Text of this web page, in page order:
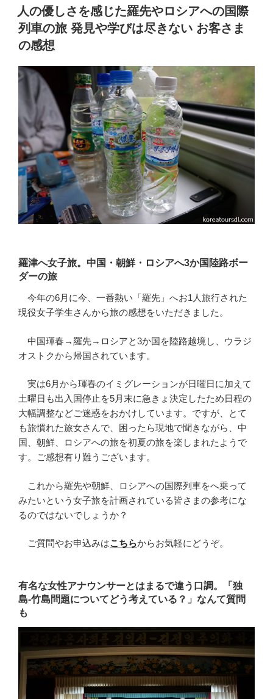
稿
日:
人の優しさを感じた羅先やロシアへの国際
列車の旅 発見や学びは尽きない お客さま
の感想
羅津へ女子旅。中国・朝鮮・ロシアへ3か国陸路ボー
ダーの旅
今年の6月に今、一番熱い「羅先」へお1人旅行された
現役女子学生さんから旅の感想をいただきました。
中国琿春→羅先→ロシアと3か国を陸路越境し、ウラジ
オストクから帰国されています。
実は6月から琿春のイミグレーションが日曜日に加えて
土曜日も出入国停止を5月末に急きょ決定したため日程の
大幅調整などご迷惑をおかけしています。ですが、とて
も旅慣れた旅女さんで、困ったら現地で聞きながら、中
国、朝鮮、ロシアへの旅を初夏の旅を楽しまれたようで
す。ご感想有り難うございます。
これから羅先や朝鮮、ロシアへの国際列車をへ乗って
みたいという女子旅を計画されている皆さまの参考にな
るのではないでしょうか？
ご質問やお申込みはこちらからお気軽にどうぞ。
有名な女性アナウンサーとはまるで違う口調。「独
島-竹島問題についてどう考えている？」なんて質問
も